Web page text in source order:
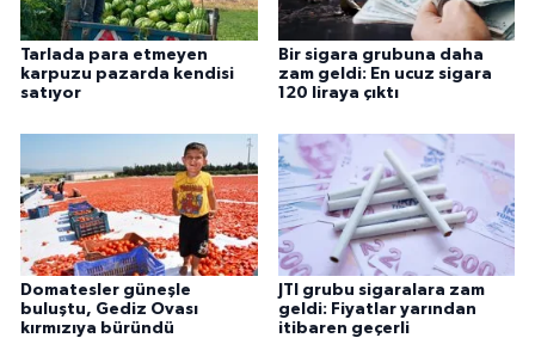
Tarlada para etmeyen
karpuzu pazarda kendisi
satıyor
Bir sigara grubuna daha
zam geldi: En ucuz sigara
120 liraya çıktı
Domatesler güneşle
buluştu, Gediz Ovası
kırmızıya büründü
JTI grubu sigaralara zam
geldi: Fiyatlar yarından
itibaren geçerli